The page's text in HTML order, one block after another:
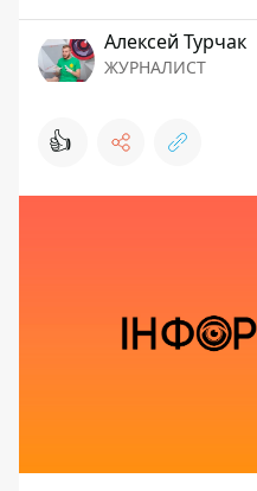
Алексей Турчак
ЖУРНАЛИСТ
👍